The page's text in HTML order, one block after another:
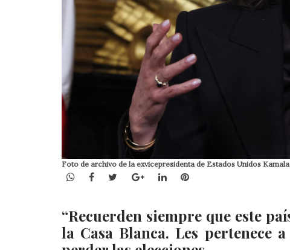
Foto de archivo de la exvicepresidenta de Estados Unidos
WhatsApp
Facebook
TwitterGoogle+LinkedInPinterest
“Recuerden siempre que este
la Casa Blanca. Les pertenece